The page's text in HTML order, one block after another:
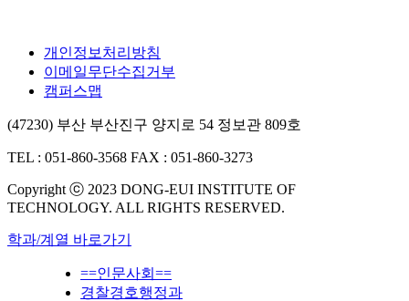
개인정보처리방침
이메일무단수집거부
캠퍼스맵
(47230) 부산 부산진구 양지로 54 정보관 809호
TEL : 051-860-3568 FAX : 051-860-3273
Copyright ⓒ 2023 DONG-EUI INSTITUTE OF
TECHNOLOGY. ALL RIGHTS RESERVED.
학과/계열 바로가기
==인문사회==
경찰경호행정과